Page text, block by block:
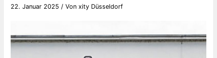
22. Januar 2025 / Vonxity Düsseldorf